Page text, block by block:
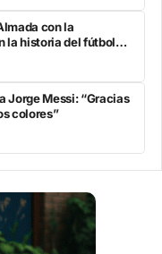
con la
la historia del fútbol
Jorge Messi: “Gracias
colores”